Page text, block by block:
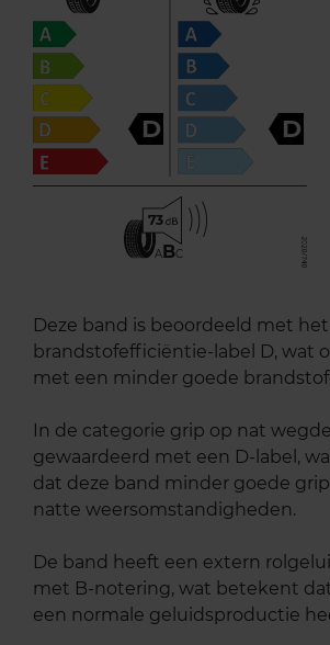
D D
73
ABC
Deze band is beoordeeld met het
brandstofefficiëntie-label D, wat
met een minder goede
In de categorie grip op nat
gewaardeerd met een D-label,
dat deze band minder goede
natte weersomstandigheden.
De band heeft een extern
met B-notering, wat betekent
een normale geluidsproductie